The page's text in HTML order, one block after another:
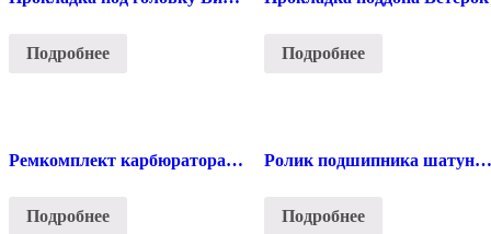
Подробнее Подробнее
Ремкомплект карбюратора Вихрь
Подробнее
Ролик подшипника шатуна Ветерок
Подробнее